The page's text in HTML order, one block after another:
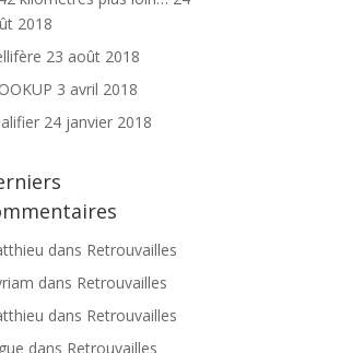
2018
23 août 2018
3 avril 2018
24 janvier 2018
dans Retrouvailles
dans Retrouvailles
dans Retrouvailles
dans Retrouvailles